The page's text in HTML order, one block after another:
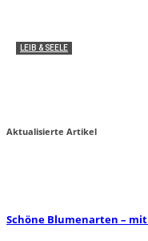
LEIB & SEELE
Aktualisierte Artikel
Schöne Blumenarten –